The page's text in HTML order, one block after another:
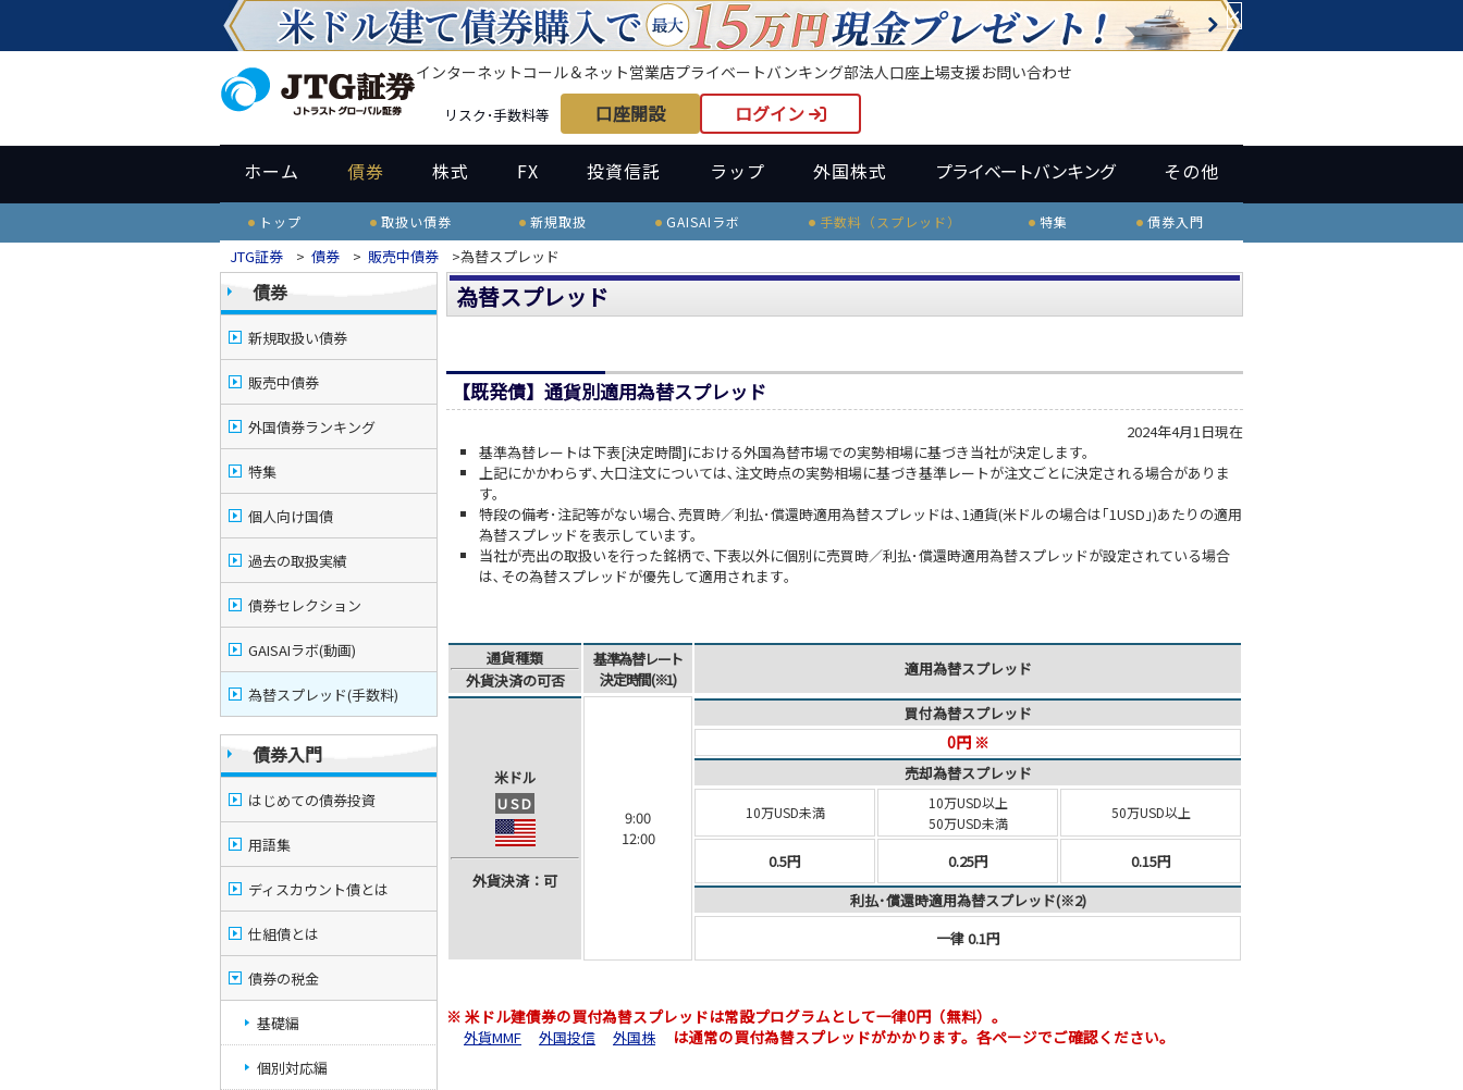
×
インターネットコール＆ネット営業店プライベートバンキング部法人口座上場支援お問い合わせ
リスク･手数料等 口座開設 ログイン
ホーム 債券 株式 FX 投資信託 ラップ 外国株式 プライベートバンキング その他
トップ 取扱い債券 新規取扱 GAISAIラボ 手数料（スプレッド） 特集 債券入門
JTG証券 > 債券 > 販売中債券 >為替スプレッド
為替スプレッド
【既発債】通貨別適用為替スプレッド
2024年4月1日現在
基準為替レートは下表[決定時間]における外国為替市場での実勢相場に基づき当社が決定します。
上記にかかわらず､大口注文については､注文時点の実勢相場に基づき基準レートが注文ごとに決定される場合がありま
す。
特段の備考･注記等がない場合､売買時／利払･償還時適用為替スプレッドは､1通貨(米ドルの場合は｢1USD｣)あたりの適用
為替スプレッドを表示しています。
当社が売出の取扱いを行った銘柄で､下表以外に個別に売買時／利払･償還時適用為替スプレッドが設定されている場合
は､その為替スプレッドが優先して適用されます｡
通貨種類
外貨決済の可否
基準為替レート
決定時間(※1)
適用為替スプレッド
米ドル
USD
外貨決済：可
9:00
12:00
買付為替スプレッド
0円 ※
売却為替スプレッド
10万USD未満
10万USD以上
50万USD未満
50万USD以上
0.5円 0.25円
0.15円
利払･償還時適用為替スプレッド(※2)
一律 0.1円
※ 米ドル建債券の買付為替スプレッドは常設プログラムとして一律0円（無料）。
外貨MMF 外国投信 外国株 は通常の買付為替スプレッドがかかります。各ページでご確認ください。
債券
新規取扱い債券
販売中債券
外国債券ランキング
特集
個人向け国債
過去の取扱実績
債券セレクション
GAISAIラボ(動画)
為替スプレッド(手数料)
債券入門
はじめての債券投資
用語集
ディスカウント債とは
仕組債とは
債券の税金
基礎編
個別対応編